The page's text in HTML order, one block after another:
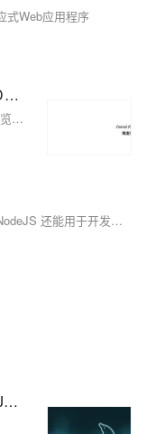
式Web应用程序
《JavaScript权威指南第7版》中文PDF+英文PDF+源代码 +JavaScript权威指南(第6版)(附源码)PDF下载阅读分享推荐
JavaScript是Web标准语言，广泛应用于各类浏览器，造就了其最广泛部署的地位。Node.js的兴起扩展了JavaScript的使用场景，使其成为开发者首选语言。无论新手还是经验丰富的程序员，都能受益于学习JavaScript。[《JavaScript权威指南第7版》资源链接](https://zhangfeidezhu.com/?p=224)
JavaScript 不仅是前端开发的首选语言，通过 NodeJS 还能用于开发高性能后端服务，甚至在硬件编程中也崭露头角，正逐步成为全能型语言。此段代码提供了一个自定义日期格式验证的实用函数 `isValidDate`，简化了日期有效性检查，无需依赖庞大的第三方库。此外，还提供了获取元素最大尺寸和高亮文本的函数，以及一个为文字添加动画效果的 jQuery 插件，适用于多种开发场景。
谈谈MySQL 9.0 中的新增功能，支持JavaScript存储程序，弃用SHA-1